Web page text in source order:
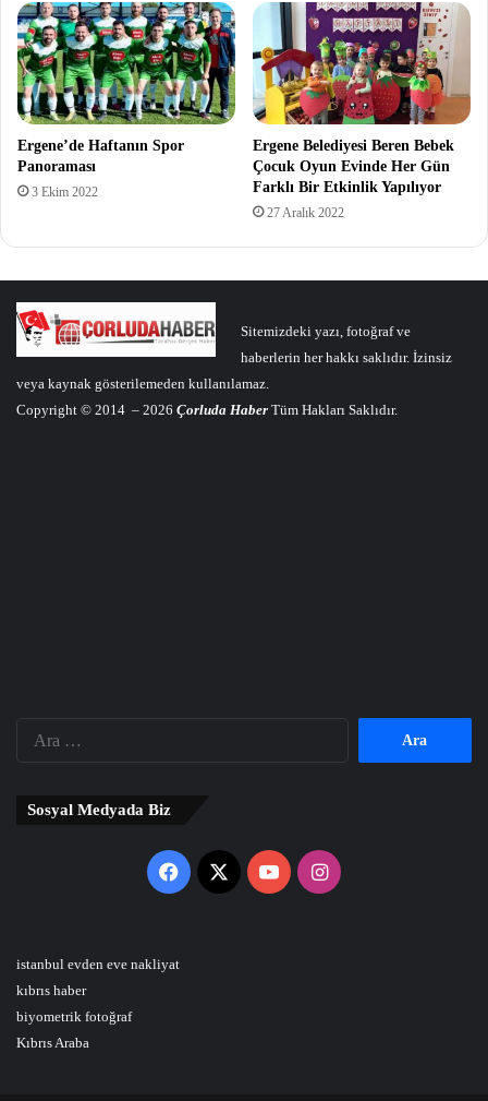
Ergene’de Haftanın Spor
Panoraması
3 Ekim 2022
Ergene Belediyesi Beren Bebek
Çocuk Oyun Evinde Her Gün
Farklı Bir Etkinlik Yapılıyor
27 Aralık 2022
Sitemizdeki yazı, fotoğraf ve
haberlerin her hakkı saklıdır. İzinsiz
veya kaynak gösterilemeden kullanılamaz.
Copyright © 2014 – 2026 Çorluda Haber Tüm Hakları Saklıdır.
Sosyal Medyada Biz
Facebook
X YouTubeInstagram
istanbul evden eve nakliyat
kıbrıs haber
biyometrik fotoğraf
Kıbrıs Araba